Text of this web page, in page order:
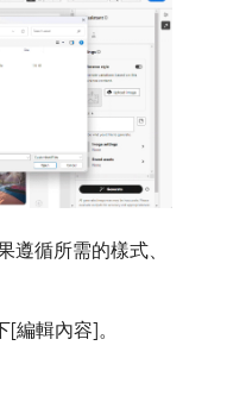
遵循所需的樣式、
編輯內容]。